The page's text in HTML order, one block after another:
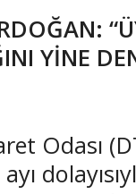
YİNE
Odası